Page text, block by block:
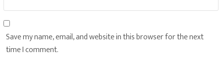
Save my name, email, and website in this browser for the next
time I comment.